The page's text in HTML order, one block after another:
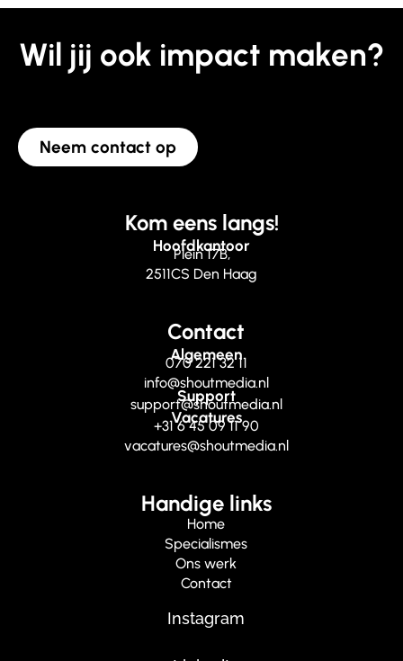
Wil jij ook impact maken?
Neem contact op
Kom eens langs!
Hoofdkantoor
Plein 17B,
2511CS Den Haag
Contact
Algemeen
070 221 32 11
info@shoutmedia.nl
Support
support@shoutmedia.nl
Vacatures
+31 6 45 09 11 90
vacatures@shoutmedia.nl
Handige links
Home
Specialismes
Ons werk
Contact
Instagram